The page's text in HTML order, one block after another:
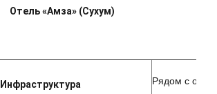
Отель «Амза» (Сухум)
Инфраструктура Рядом с